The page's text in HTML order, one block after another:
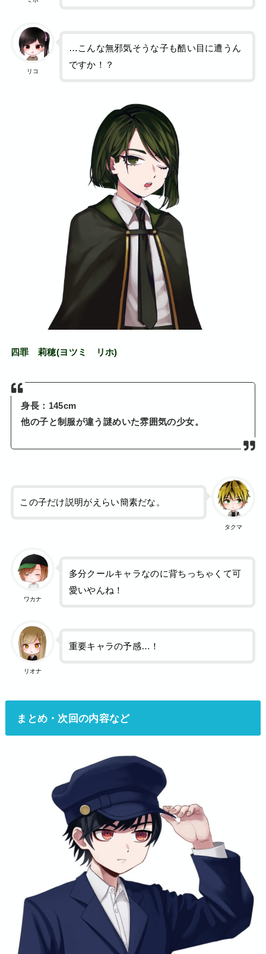
リコ
…こんな無邪気そうな子も酷い目に遭うん
ですか！？
四罪 莉穂(ヨツミ リホ)
身長：145cm
他の子と制服が違う謎めいた雰囲気の少女。
タクマ
この子だけ説明がえらい簡素だな。
ワカナ
多分クールキャラなのに背ちっちゃくて可
愛いやんね！
リオナ
重要キャラの予感…！
まとめ・次回の内容など